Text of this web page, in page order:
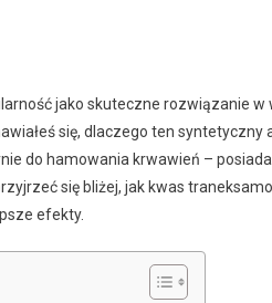
jako skuteczne rozwiązanie
się, dlaczego ten syntetyczny
do hamowania krwawień –
się bliżej, jak kwas
efekty.